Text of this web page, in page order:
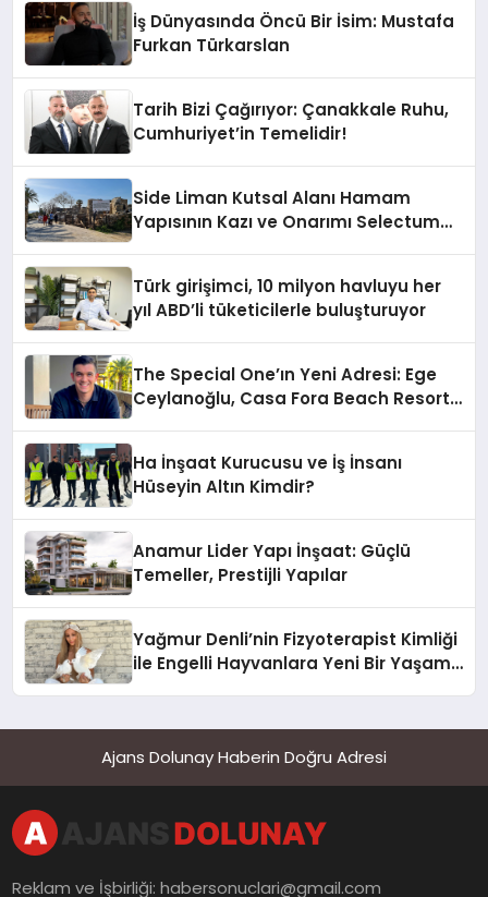
İş Dünyasında Öncü Bir İsim: Mustafa
Furkan Türkarslan
Tarih Bizi Çağırıyor: Çanakkale Ruhu,
Cumhuriyet’in Temelidir!
Side Liman Kutsal Alanı Hamam
Yapısının Kazı ve Onarımı Selectum
Türk girişimci, 10 milyon havluyu her
yıl ABD’li tüketicilerle buluşturuyor
The Special One’ın Yeni Adresi: Ege
Ceylanoğlu, Casa Fora Beach Resort
Ha İnşaat Kurucusu ve İş İnsanı
Hüseyin Altın Kimdir?
Anamur Lider Yapı İnşaat: Güçlü
Temeller, Prestijli Yapılar
Yağmur Denli’nin Fizyoterapist Kimliği
ile Engelli Hayvanlara Yeni Bir Yaşam
Ajans Dolunay Haberin Doğru Adresi
Reklam ve İşbirliği:habersonuclari@gmail.com